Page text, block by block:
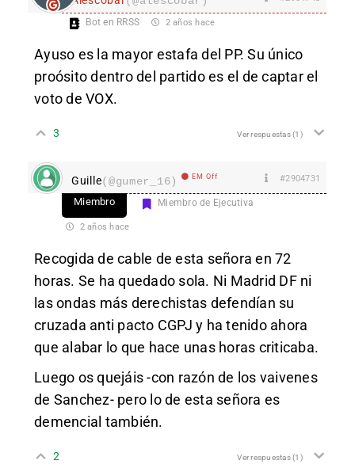
Bot en RRSS 2 años hace
Ayuso es la mayor estafa del PP. Su único
proósito dentro del partido es el de captar el
voto de VOX.
3 Ver respuestas(1)
Guille(@gumer_16) EM Off #2904731
Miembro Miembro de Ejecutiva
2 años hace
Recogida de cable de esta señora en 72
horas. Se ha quedado sola. Ni Madrid DF ni
las ondas más derechistas defendían su
cruzada anti pacto CGPJ y ha tenido ahora
que alabar lo que hace unas horas criticaba.
Luego os quejáis -con razón de los vaivenes
de Sanchez- pero lo de esta señora es
demencial también.
2 Ver respuestas(1)